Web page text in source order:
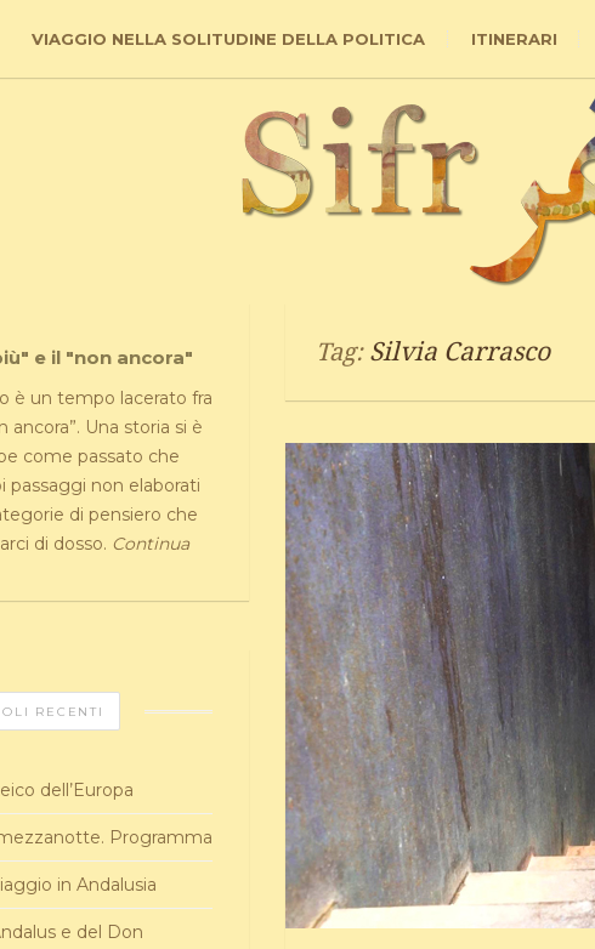
VIAGGIO NELLA SOLITUDINE DELLA POLITICA ITINERARI
Tag: Silvia Carrasco
e il "non ancora"
è un tempo lacerato fra
ancora”. Una storia si è
come passato che
passaggi non elaborati
di pensiero che
di dosso. Continua
RECENTI
dell’Europa
Programma
in Andalusia
e del Don